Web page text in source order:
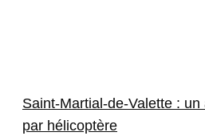
Saint-Martial-de-Valette :
par hélicoptère